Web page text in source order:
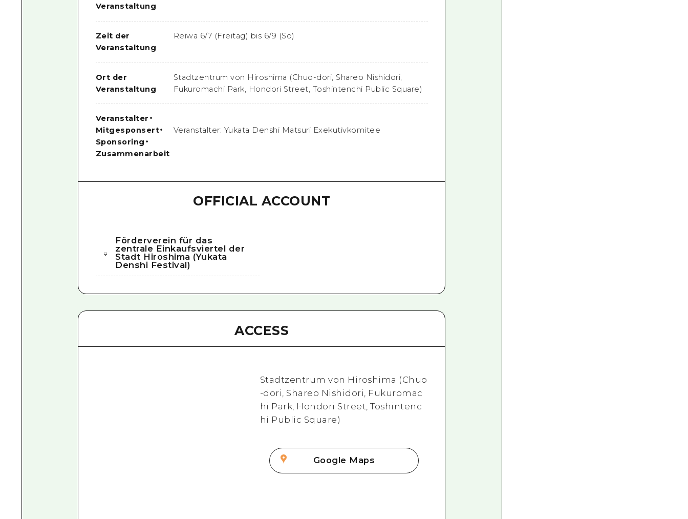
Veranstaltung
Zeit der
Veranstaltung
Reiwa 6/7 (Freitag) bis 6/9 (So)
Ort der
Veranstaltung
Stadtzentrum von Hiroshima (Chuo-dori, Shareo Nishidori,
Fukuromachi Park, Hondori Street, Toshintenchi Public Square)
Veranstalter ・
Mitgesponsert・
Sponsoring ・
Zusammenarbeit
Veranstalter: Yukata Denshi Matsuri Exekutivkomitee
OFFICIAL ACCOUNT
Förderverein für das
zentrale Einkaufsviertel der
Stadt Hiroshima (Yukata
Denshi Festival)
ACCESS
Stadtzentrum von Hiroshima (Chuo
-dori, Shareo Nishidori, Fukuromac
hi Park, Hondori Street, Toshintenc
hi Public Square)
Google Maps